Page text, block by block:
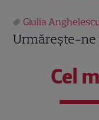
Giulia
Urmărește-ne
Cel